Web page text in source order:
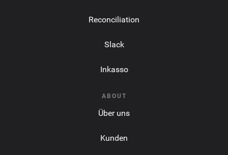
Reconciliation
Slack
Inkasso
ABOUT
Über uns
Kunden